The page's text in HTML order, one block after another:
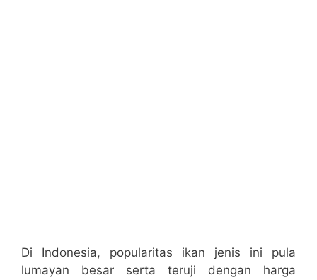
Di Indonesia, popularitas ikan jenis ini pula
lumayan besar serta teruji dengan harga